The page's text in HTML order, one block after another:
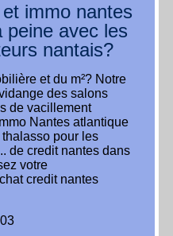
immo nantes
peine avec les
nantais?
et du m²? Notre
des salons
de vacillement
Nantes atlantique
pour les
de credit nantes dans
votre
credit nantes